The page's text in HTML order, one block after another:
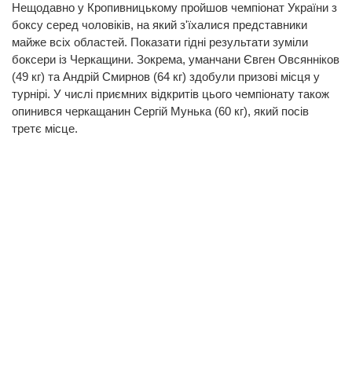
Нещодавно у Кропивницькому пройшов чемпіонат України з
боксу серед чоловіків, на який з'їхалися представники
майже всіх областей. Показати гідні результати зуміли
боксери із Черкащини. Зокрема, уманчани Євген Овсянніков
(49 кг) та Андрій Смирнов (64 кг) здобули призові місця у
турнірі. У числі приємних відкритів цього чемпіонату також
опинився черкащанин Сергій Мунька (60 кг), який посів
третє місце.